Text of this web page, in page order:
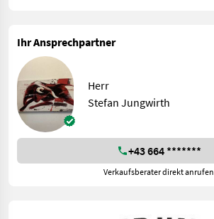
Ihr Ansprechpartner
Herr
Stefan Jungwirth
+43 664 *******
Verkaufsberater direkt anrufen